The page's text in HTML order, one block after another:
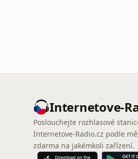
Internetove-
Poslouchejte rozhlasové
Internetove-Radio.cz podle
zdarma na jakémkoli zařízení.